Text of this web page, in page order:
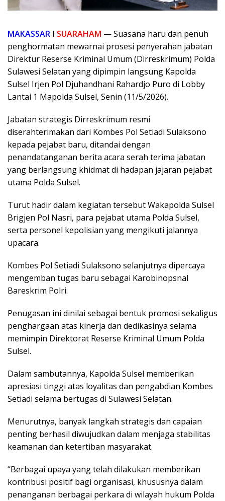
MAKASSAR I SUARAHAM — Suasana haru dan penuh
penghormatan mewarnai prosesi penyerahan jabatan
Direktur Reserse Kriminal Umum (Dirreskrimum) Polda
Sulawesi Selatan yang dipimpin langsung Kapolda
Sulsel Irjen Pol Djuhandhani Rahardjo Puro di Lobby
Lantai 1 Mapolda Sulsel, Senin (11/5/2026).
Jabatan strategis Dirreskrimum resmi
diserahterimakan dari Kombes Pol Setiadi Sulaksono
kepada pejabat baru, ditandai dengan
penandatanganan berita acara serah terima jabatan
yang berlangsung khidmat di hadapan jajaran pejabat
utama Polda Sulsel.
Turut hadir dalam kegiatan tersebut Wakapolda Sulsel
Brigjen Pol Nasri, para pejabat utama Polda Sulsel,
serta personel kepolisian yang mengikuti jalannya
upacara.
Kombes Pol Setiadi Sulaksono selanjutnya dipercaya
mengemban tugas baru sebagai Karobinopsnal
Bareskrim Polri.
Penugasan ini dinilai sebagai bentuk promosi sekaligus
penghargaan atas kinerja dan dedikasinya selama
memimpin Direktorat Reserse Kriminal Umum Polda
Sulsel.
Dalam sambutannya, Kapolda Sulsel memberikan
apresiasi tinggi atas loyalitas dan pengabdian Kombes
Setiadi selama bertugas di Sulawesi Selatan.
Menurutnya, banyak langkah strategis dan capaian
penting berhasil diwujudkan dalam menjaga stabilitas
keamanan dan ketertiban masyarakat.
“Berbagai upaya yang telah dilakukan memberikan
kontribusi positif bagi organisasi, khususnya dalam
penanganan berbagai perkara di wilayah hukum Polda